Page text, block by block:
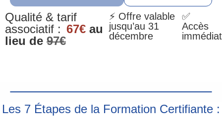
Qualité & tarif
associatif : 67€ au
lieu de 97€
⚡ Offre valable
jusqu’au 31
décembre
✅
Accès
immédiat
Les 7 Étapes de la Formation Certifiante :